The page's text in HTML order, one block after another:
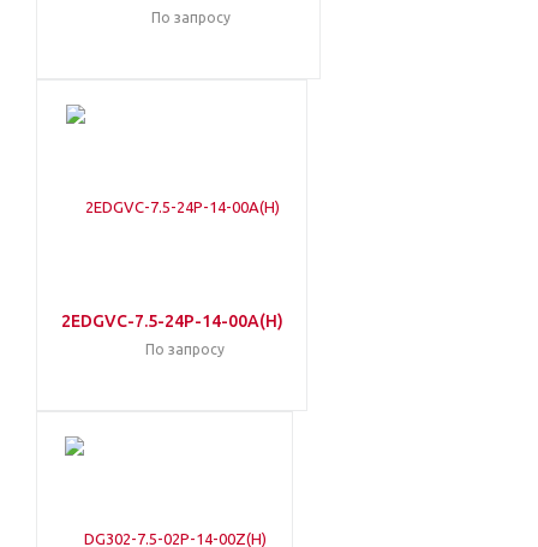
По запросу
2EDGVC-7.5-24P-14-00A(H)
По запросу